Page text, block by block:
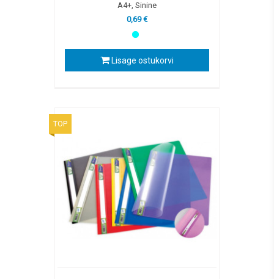
A4+, Sinine
0,69 €
Lisage ostukorvi
TOP